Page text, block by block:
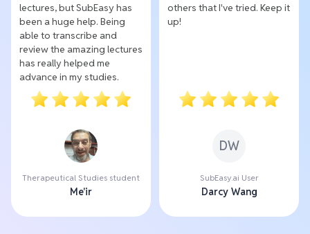
lectures, but SubEasy has
been a huge help. Being
able to transcribe and
review the amazing lectures
has really helped me
advance in my studies.
Therapeutical Studies student
Me'ir
others that I've tried. Keep it
up!
DW
SubEasy.ai User
Darcy Wang